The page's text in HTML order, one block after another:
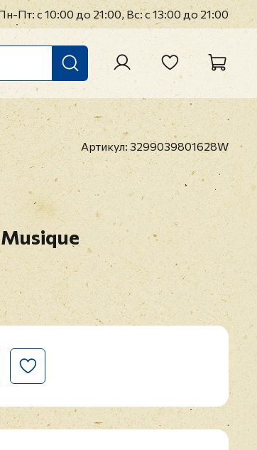
Пт: с 10:00 до 21:00, Вс: с 13:00 до 21:00
Артикул: 3299039801628W